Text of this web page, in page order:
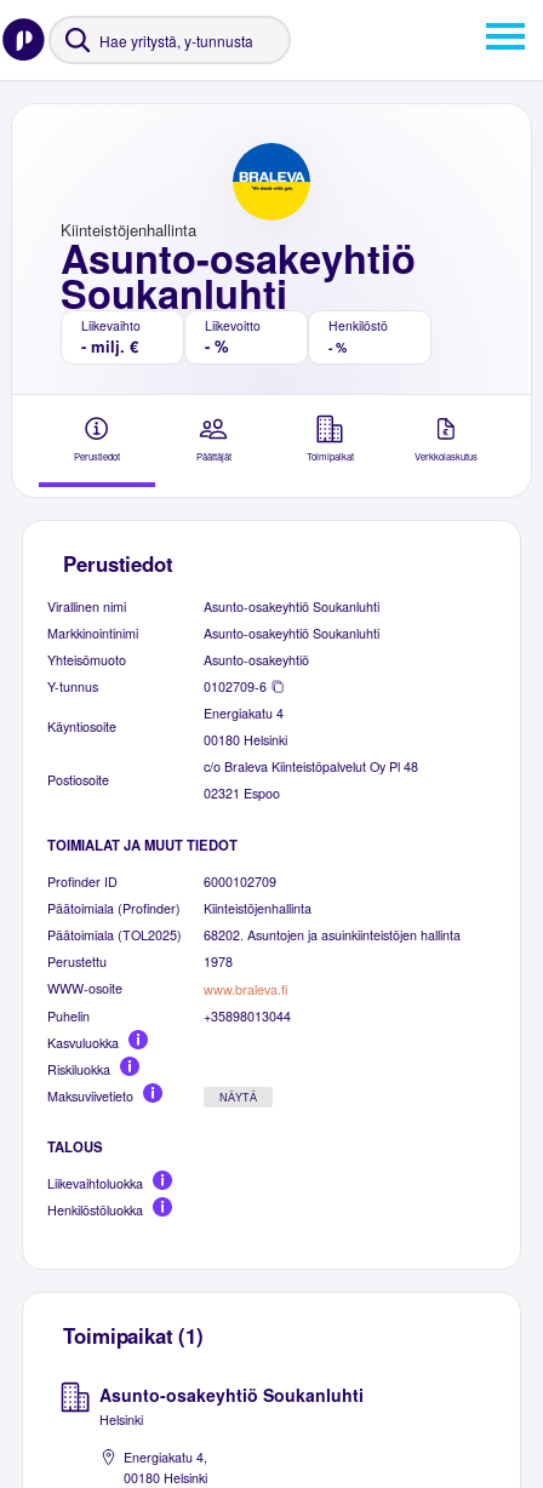
Asunto-osakeyhtiö
Soukanluhti
Kiinteistöjenhallinta
Liikevaihto
- milj. €
Liikevoitto
- %
Henkilöstö
- %
Perustiedot Päättäjät Toimipaikat Verkkolaskutus
Perustiedot
Virallinen nimi
Asunto-osakeyhtiö Soukanluhti
Markkinointinimi
Asunto-osakeyhtiö Soukanluhti
Yhteisömuoto
Asunto-osakeyhtiö
Y-tunnus
0102709-6
Käyntiosoite
Energiakatu 4
00180 Helsinki
Postiosoite
c/o Braleva Kiinteistöpalvelut Oy Pl 48
02321 Espoo
TOIMIALAT JA MUUT TIEDOT
Profinder ID
6000102709
Päätoimiala (Profinder)
Kiinteistöjenhallinta
Päätoimiala (TOL2025)
68202. Asuntojen ja asuinkiinteistöjen hallinta
Perustettu
1978
WWW-osoite
www.braleva.fi
Puhelin
+35898013044
Kasvuluokka
Riskiluokka
Maksuviivetieto
NÄYTÄ
TALOUS
Liikevaihtoluokka
Henkilöstöluokka
Toimipaikat (1)
Asunto-osakeyhtiö Soukanluhti
Helsinki
Energiakatu 4,
00180 Helsinki